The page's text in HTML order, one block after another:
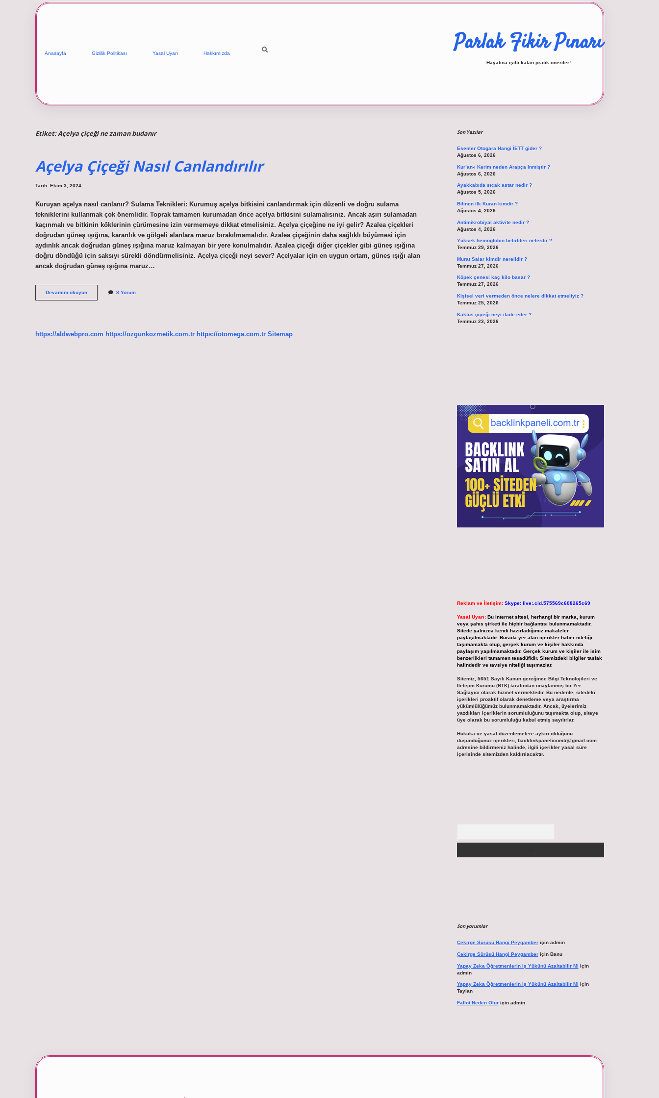
Anasayfa Gizlilik Politikası Yasal Uyarı Hakkımızda Parlak Fikir Pınarı
Hayatına ışıltı katan pratik öneriler!
Etiket:Açelya çiçeği ne zaman budanır
Açelya Çiçeği Nasıl Canlandırılır
Tarih: Ekim 3, 2024
Kuruyan açelya nasıl canlanır? Sulama Teknikleri: Kurumuş açelya bitkisini canlandırmak için düzenli ve doğru sulama
tekniklerini kullanmak çok önemlidir. Toprak tamamen kurumadan önce açelya bitkisini sulamalısınız. Ancak aşırı sulamadan
kaçınmalı ve bitkinin köklerinin çürümesine izin vermemeye dikkat etmelisiniz. Açelya çiçeğine ne iyi gelir? Azalea çiçekleri
doğrudan güneş ışığına, karanlık ve gölgeli alanlara maruz bırakılmamalıdır. Azalea çiçeğinin daha sağlıklı büyümesi için
aydınlık ancak doğrudan güneş ışığına maruz kalmayan bir yere konulmalıdır. Azalea çiçeği diğer çiçekler gibi güneş ışığına
doğru döndüğü için saksıyı sürekli döndürmelisiniz. Açelya çiçeği neyi sever? Açelyalar için en uygun ortam, güneş ışığı alan
ancak doğrudan güneş ışığına maruz…
Devamını okuyunAçelya
Çiçeği
8 Yorum
https://aldwebpro.com https://ozgunkozmetik.com.tr https://otomega.com.tr Sitemap
Son Yazılar
Esenler Otogara Hangi İETT gider ?
Ağustos 6, 2026
Kur’an-ı Kerim neden Arapça inmiştir ?
Ağustos 6, 2026
Ayakkabıda sıcak astar nedir ?
Ağustos 5, 2026
Bilinen ilk Kuran kimdir ?
Ağustos 4, 2026
Antimikrobiyal aktivite nedir ?
Ağustos 4, 2026
Yüksek hemoglobin belirtileri nelerdir ?
Temmuz 29, 2026
Murat Salar kimdir nerelidir ?
Temmuz 27, 2026
Köpek çenesi kaç kilo basar ?
Temmuz 27, 2026
Kişisel veri vermeden önce nelere dikkat etmeliyiz ?
Temmuz 25, 2026
Kaktüs çiçeği neyi ifade eder ?
Temmuz 23, 2026
Reklam ve İletişim: Skype: live:.cid.575569c608265c69
Yasal Uyarı: Bu internet sitesi, herhangi bir marka, kurum
veya şahıs şirketi ile hiçbir bağlantısı bulunmamaktadır.
Sitede yalnızca kendi hazırladığımız makaleler
paylaşılmaktadır. Burada yer alan içerikler haber niteliği
taşımamakta olup, gerçek kurum ve kişiler hakkında
paylaşım yapılmamaktadır. Gerçek kurum ve kişiler ile isim
benzerlikleri tamamen tesadüfidir. Sitemizdeki bilgiler taslak
halindedir ve tavsiye niteliği taşımazlar.
Sitemiz, 5651 Sayılı Kanun gereğince Bilgi Teknolojileri ve
İletişim Kurumu (BTK) tarafından onaylanmış bir Yer
Sağlayıcı olarak hizmet vermektedir. Bu nedenle, sitedeki
içerikleri proaktif olarak denetleme veya araştırma
yükümlülüğümüz bulunmamaktadır. Ancak, üyelerimiz
yazdıkları içeriklerin sorumluluğunu taşımakta olup, siteye
üye olarak bu sorumluluğu kabul etmiş sayılırlar.
Hukuka ve yasal düzenlemelere aykırı olduğunu
düşündüğünüz içerikleri, backlinkpanelicomtr@gmail.com
adresine bildirmeniz halinde, ilgili içerikler yasal süre
içerisinde sitemizden kaldırılacaktır.
Son yorumlar
Çekirge Sürüsü Hangi Peygamberiçin admin
Çekirge Sürüsü Hangi Peygamberiçin Banu
Yapay Zeka Öğretmenlerin Iş Yükünü Azaltabilir Mi için
admin
Yapay Zeka Öğretmenlerin Iş Yükünü Azaltabilir Mi için
Taylan
Fallot Neden Oluriçin admin